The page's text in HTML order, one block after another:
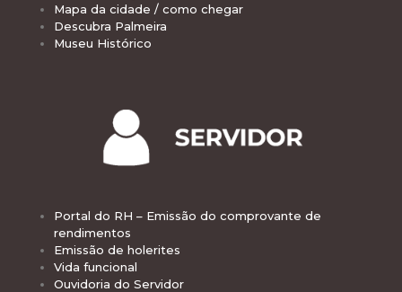
Mapa da cidade / como chegar
Descubra Palmeira
Museu Histórico
Portal do RH – Emissão do comprovante de
rendimentos
Emissão de holerites
Vida funcional
Ouvidoria do Servidor